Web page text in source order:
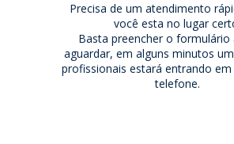
Precisa de um atendimento
você esta no lugar
Basta preencher o formulário
aguardar, em alguns minutos
profissionais estará entrando
telefone.